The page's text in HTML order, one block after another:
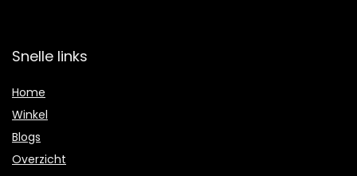
Snelle links
Home
Winkel
Blogs
Overzicht